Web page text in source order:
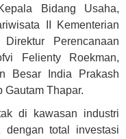
Bidang Usaha,
II Kementerian
Perencanaan
Felienty Roekman,
Besar India Prakash
Gautam Thapar.
di kawasan industri
dengan total investasi